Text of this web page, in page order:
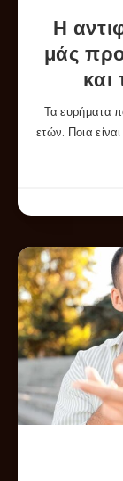
Η
μάς
και
Τα ευρήματα
ετών. Ποια